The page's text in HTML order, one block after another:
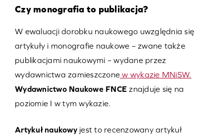
Czy monografia to publikacja?
W ewaluacji dorobku naukowego uwzględnia się
artykuły i monografie naukowe – zwane także
publikacjami naukowymi – wydane przez
wydawnictwa zamieszczone w wykazie MNiSW.
Wydawnictwo Naukowe FNCE znajduje się na
poziomie I w tym wykazie.
Artykuł naukowyjest to recenzowany artykuł